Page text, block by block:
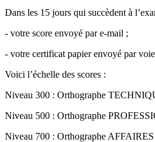
Dans les 15 jours qui succèdent à
- votre score envoyé par e-mail ;
- votre certificat papier envoyé par
Voici l’échelle des scores :
Niveau 300 : Orthographe
Niveau 500 : Orthographe
Niveau 700 : Orthographe AFFAIRES